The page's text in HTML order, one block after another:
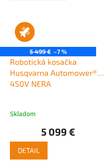
5 499 € –7 %
Robotická kosačka
Husqvarna Automower®
450V NERA
Skladom
5 099 €
DETAIL